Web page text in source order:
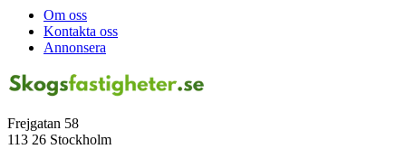
Om oss
Kontakta oss
Annonsera
Frejgatan 58
113 26 Stockholm